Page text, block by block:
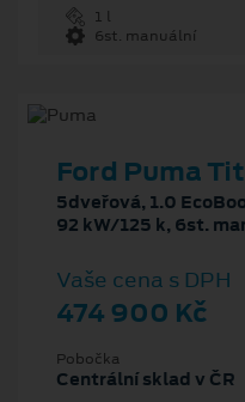
1 l
6st. manuální
Ford Puma
5dveřová, 1.0
92 kW/125 k, 6st.
Vaše cena s DPH
474 900 Kč
Pobočka
Centrální sklad v ČR